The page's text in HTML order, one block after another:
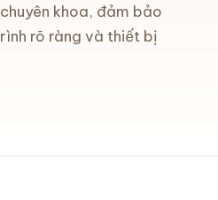
khoa, đảm bảo
rõ ràng và thiết bị